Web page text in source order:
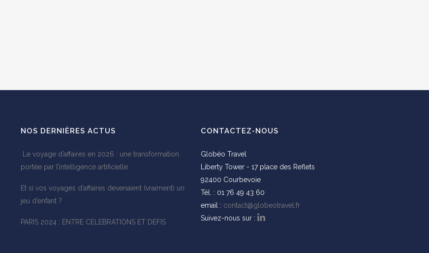
NOS DERNIÈRES ACTUS
Le voyage d’affaires en 2026 : une transformation
portée par l’intelligence artificielle
Et si vos voyages d’affaires devenaient (vraiment) un
jeu d’enfant ?
PARIS 2024 : ENTRE CELEBRATIONS ET DEFIS
CONTACTEZ-NOUS
Globéo Travel
Liberty Tower - 17 place des Reflets
92400 Courbevoie
Tél. : 01 76 49 43 60
email : contact@globeotravel.fr
Suivez-nous sur :